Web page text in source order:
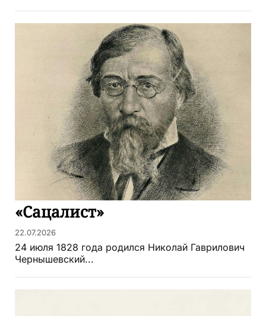
«Сацалист»
22.07.2026
24 июля 1828 года родился Николай Гаврилович
Чернышевский...